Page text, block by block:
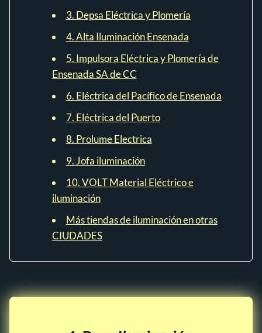
3. Depsa Eléctrica y Plomería
4. Alta Iluminación Ensenada
5. Impulsora Eléctrica y Plomería de
Ensenada SA de CC
6. Eléctrica del Pacífico de Ensenada
7. Eléctrica del Puerto
8. Prolume Electrica
9. Jofa iluminación
10. VOLT Material Eléctrico e
iluminación
Más tiendas de iluminación en otras
CIUDADES